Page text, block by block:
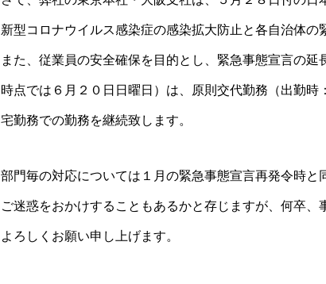
新型コロナウイルス感染症の感染拡大防止と各自治体の
また、従業員の安全確保を目的とし、緊急事態宣言の延
時点では６月２０日日曜日）は、原則交代勤務（出勤時
宅勤務での勤務を継続致します。
部門毎の対応については１月の緊急事態宣言再発令時と
ご迷惑をおかけすることもあるかと存じますが、何卒
よろしくお願い申し上げます。